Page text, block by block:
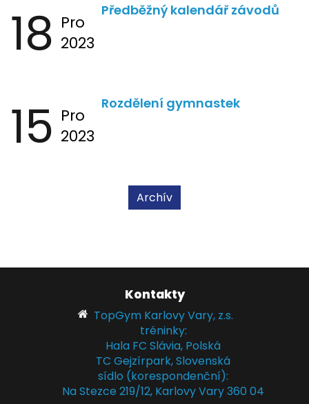
18 Pro
2023
Předběžný kalendář závodů
15 Pro
2023
Rozdělení gymnastek
Archív
Kontakty
TopGym Karlovy Vary, z.s.
tréninky:
Hala FC Slávia, Polská
TC Gejzírpark, Slovenská
sídlo (korespondenční):
Na Stezce 219/12, Karlovy Vary 360 04